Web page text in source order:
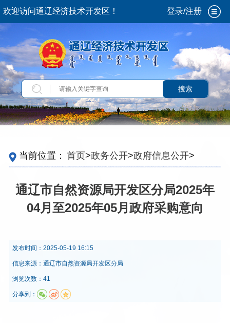
欢迎访问通辽经济技术开发区！ 登录/注册
搜索
当前位置： 首页>政务公开>政府信息公开>
定主动公开内容>政府采购>政府采购意向公开
通辽市自然资源局开发区分局2025年
04月至2025年05月政府采购意向
发布时间： 2025-05-19 16:15
信息来源： 通辽市自然资源局开发区分局
浏览次数：41
分享到：